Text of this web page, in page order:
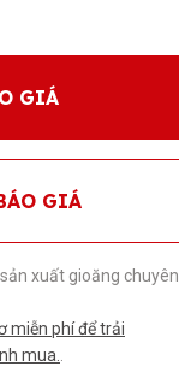
GIÁ
GIÁ
xuất gioăng chuyên
miễn phí để trải
mua.